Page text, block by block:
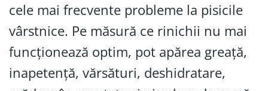
cele mai frecvente probleme la pisicile
vârstnice. Pe măsură ce rinichii nu mai
funcționează optim, pot apărea greață,
inapetență, vărsături, deshidratare,